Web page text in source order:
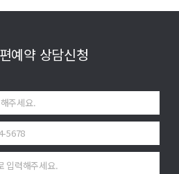
예약상담신청